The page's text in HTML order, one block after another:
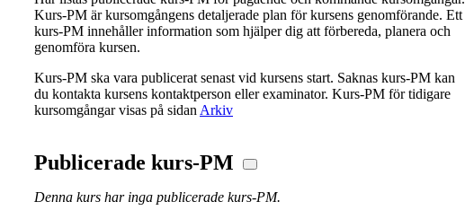
Kurs-PM är kursomgångens detaljerade plan för kursens genomförande. Ett
kurs-PM innehåller information som hjälper dig att förbereda, planera och
genomföra kursen.
Kurs-PM ska vara publicerat senast vid kursens start. Saknas kurs-PM kan
du kontakta kursens kontaktperson eller examinator. Kurs-PM för tidigare
kursomgångar visas på sidan Arkiv
Publicerade kurs-PM
Denna kurs har inga publicerade kurs-PM.